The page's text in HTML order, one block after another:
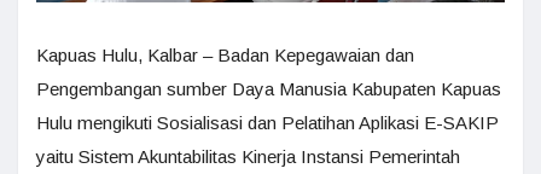
Kapuas Hulu, Kalbar – Badan Kepegawaian dan
Pengembangan sumber Daya Manusia Kabupaten Kapuas
Hulu mengikuti Sosialisasi dan Pelatihan Aplikasi E-SAKIP
yaitu Sistem Akuntabilitas Kinerja Instansi Pemerintah